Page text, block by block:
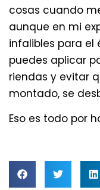
cosas cuando
aunque en mi
infalibles para el
puedes aplicar
riendas y evitar
montado, se
Eso es todo por